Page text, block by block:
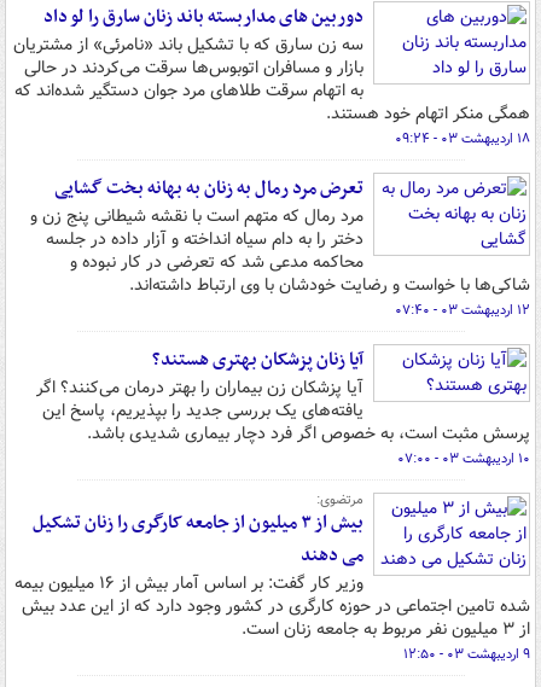
دوربین های مداربسته باند زنان سارق را لو داد
سه زن سارق که با تشکیل باند «نامرئی» از مشتریان
بازار و مسافران اتوبوس‌ها سرقت می‌کردند در حالی
به اتهام سرقت طلاهای مرد جوان دستگیر شده‌اند که
همگی منکر اتهام خود هستند.
۱۸ اردیبهشت ۰۳ - ۰۹:۲۴
تعرض مرد رمال به زنان به بهانه بخت گشایی
مرد رمال که متهم است با نقشه شیطانی پنج زن و
دختر را به دام سیاه انداخته و آزار داده در جلسه
محاکمه مدعی شد که تعرضی در کار نبوده و
شاکی‌ها با خواست و رضایت خودشان با وی ارتباط داشته‌اند.
۱۲ اردیبهشت ۰۳ - ۰۷:۴۰
آیا زنان پزشکان بهتری هستند؟
آیا پزشکان زن بیماران را بهتر درمان می‌کنند؟ اگر
یافته‌های یک بررسی جدید را بپذیریم، پاسخ این
پرسش مثبت است، به خصوص اگر فرد دچار بیماری شدیدی باشد.
۱۰ اردیبهشت ۰۳ - ۰۷:۰۰
مرتضوی:
بیش از ۳ میلیون از جامعه کارگری را زنان تشکیل
می دهند
وزیر کار گفت: بر اساس آمار بیش از ۱۶ میلیون بیمه
شده تامین اجتماعی در حوزه کارگری در کشور وجود دارد که از این عدد بیش
از ۳ میلیون نفر مربوط به جامعه زنان است.
۹ اردیبهشت ۰۳ - ۱۲:۵۰